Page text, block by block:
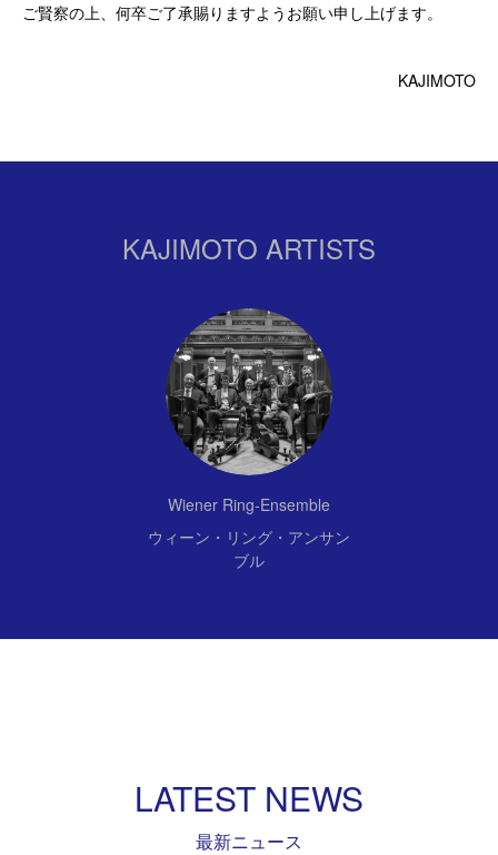
ご賢察の上、何卒ご了承賜りますようお願い申し上げます。
KAJIMOTO
KAJIMOTO ARTISTS
Wiener Ring-Ensemble
ウィーン・リング・アンサン
ブル
LATEST NEWS
最新ニュース